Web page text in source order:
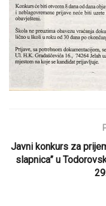
Javni konkurs za
slapnica” u